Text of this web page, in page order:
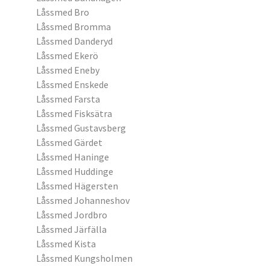
Låssmed Bro
Låssmed Bromma
Låssmed Danderyd
Låssmed Ekerö
Låssmed Eneby
Låssmed Enskede
Låssmed Farsta
Låssmed Fisksätra
Låssmed Gustavsberg
Låssmed Gärdet
Låssmed Haninge
Låssmed Huddinge
Låssmed Hägersten
Låssmed Johanneshov
Låssmed Jordbro
Låssmed Järfälla
Låssmed Kista
Låssmed Kungsholmen